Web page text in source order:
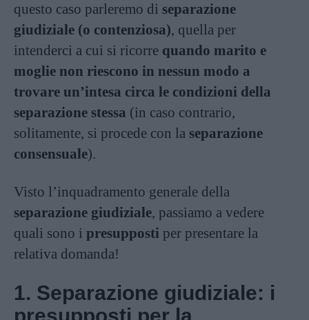
questo caso parleremo di separazione
giudiziale (o contenziosa), quella per
intenderci a cui si ricorre quando marito e
moglie non riescono in nessun modo a
trovare un’intesa circa le condizioni della
separazione stessa (in caso contrario,
solitamente, si procede con la separazione
consensuale).
Visto l’inquadramento generale della
separazione giudiziale, passiamo a vedere
quali sono i presupposti per presentare la
relativa domanda!
1. Separazione giudiziale: i